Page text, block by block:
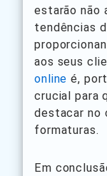
estarão não
tendências
aos seus
online é,
crucial para
destacar no
formaturas.
Em